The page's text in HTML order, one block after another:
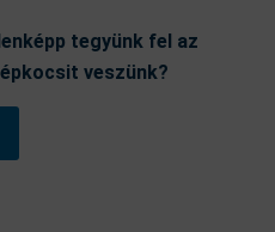
tegyünk fel az
veszünk?